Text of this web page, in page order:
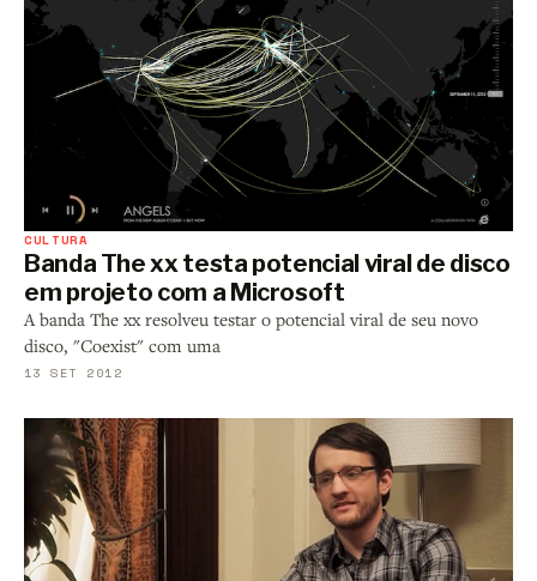
CULTURA
Banda The xx testa potencial viral de disco
em projeto com a Microsoft
A banda The xx resolveu testar o potencial viral de seu novo
disco, "Coexist" com uma
13 SET 2012